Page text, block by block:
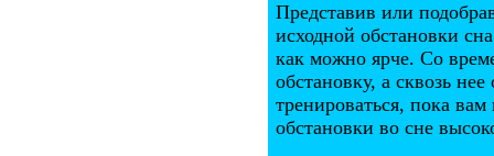
Представив или
исходной обстановки
как можно ярче. Со
обстановку, а сквозь
тренироваться, пока
обстановки во сне